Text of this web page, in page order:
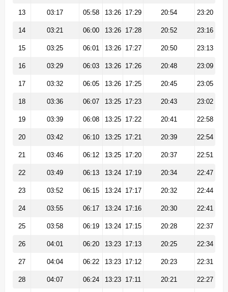
13 03:17 05:58 13:26 17:29 20:54 23:20
14 03:21 06:00 13:26 17:28 20:52 23:16
15 03:25 06:01 13:26 17:27 20:50 23:13
16 03:29 06:03 13:26 17:26 20:48 23:09
17 03:32 06:05 13:26 17:25 20:45 23:05
18 03:36 06:07 13:25 17:23 20:43 23:02
19 03:39 06:08 13:25 17:22 20:41 22:58
20 03:42 06:10 13:25 17:21 20:39 22:54
21 03:46 06:12 13:25 17:20 20:37 22:51
22 03:49 06:13 13:24 17:19 20:34 22:47
23 03:52 06:15 13:24 17:17 20:32 22:44
24 03:55 06:17 13:24 17:16 20:30 22:41
25 03:58 06:19 13:24 17:15 20:28 22:37
26 04:01 06:20 13:23 17:13 20:25 22:34
27 04:04 06:22 13:23 17:12 20:23 22:31
28 04:07 06:24 13:23 17:11 20:21 22:27